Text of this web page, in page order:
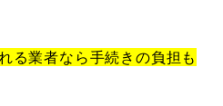
る業者なら手続きの負担も